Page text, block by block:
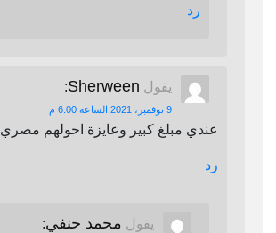
رد
يقول Sherween
:
9 نوفمبر، 2021 الساعة 6:00 م
عندي مبلغ كبير وعايزة احولهم مصري
رد
يقول محمد حنفي: